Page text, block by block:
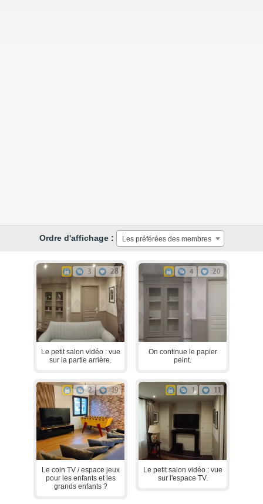
Ordre d'affichage : Les préférées des membres
3 28
Le petit salon vidéo : vue
sur la partie arrière.
4 20
On continue le papier
peint.
2 19
Le coin TV / espace jeux
pour les enfants et les
grands enfants ?
1 11
Le petit salon vidéo : vue
sur l'espace TV.